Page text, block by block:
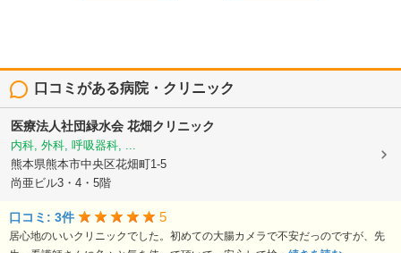
口コミがある病院・クリニック
医療法人社団緑水会 花畑クリニック
内科, 外科, 呼吸器科, ...
熊本県熊本市中央区花畑町1-5
尚亜ビル3・4・5階
口コミ: 3件 5
居心地のいいクリニックでした。初めての大腸カメラで不安だっのですが、先